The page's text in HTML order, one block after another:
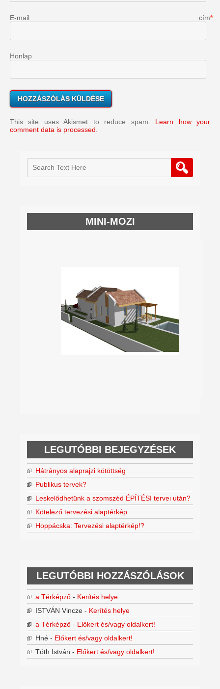
E-mail cím*
Honlap
This site uses Akismet to reduce spam. Learn how your
comment data is processed.
MINI-MOZI
LEGUTÓBBI BEJEGYZÉSEK
Hátrányos alaprajzi kötöttség
Publikus tervek?
Leskelődhetünk a szomszéd ÉPÍTÉSI tervei után?
Kötelező tervezési alaptérkép
Hoppácska: Tervezési alaptérkép!?
LEGUTÓBBI HOZZÁSZÓLÁSOK
a Térképző - Kerítés helye
ISTVÁN Vincze - Kerítés helye
a Térképző - Előkert és/vagy oldalkert!
Hné - Előkert és/vagy oldalkert!
Tóth István - Előkert és/vagy oldalkert!